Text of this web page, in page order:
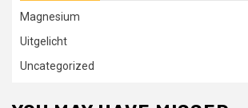
Magnesium
Uitgelicht
Uncategorized